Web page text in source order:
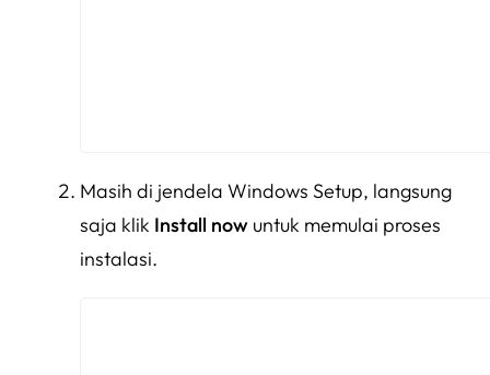
Masih di jendela Windows Setup, langsung
saja klik Install now untuk memulai proses
instalasi.